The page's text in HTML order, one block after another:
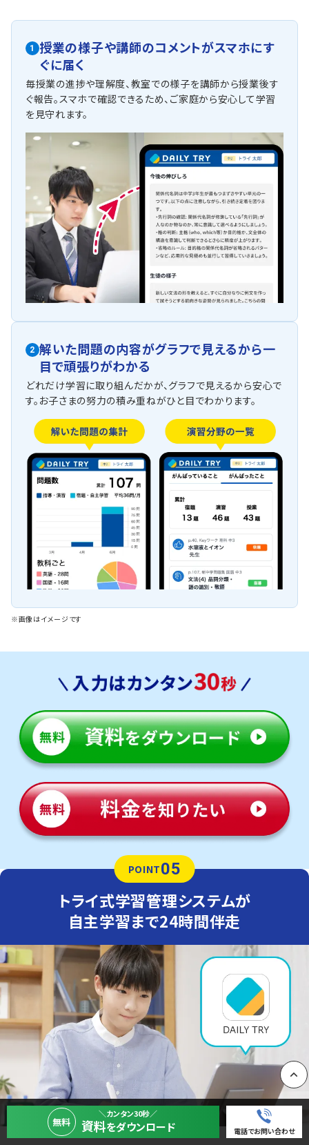
1
授業の様子や講師のコメントがスマホにす
ぐに届く
毎授業の進捗や理解度、教室での様子を講師から授業後す
ぐ報告。スマホで確認できるため、ご家庭から安心して学習
を見守れます。
2 解いた問題の内容がグラフで見えるから一
目で頑張りがわかる
どれだけ学習に取り組んだかが、グラフで見えるから安心で
す。お子さまの努力の積み重ねがひと目でわかります。
※画像はイメージです
POINT05
トライ式学習管理システムが
自主学習まで24時間伴走
無料
＼カンタン30秒／
資料をダウンロード 電話でお問い合わせ